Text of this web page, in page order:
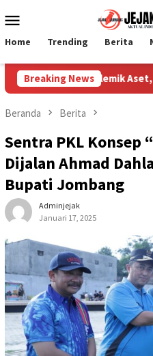
ke
Mobile
Home Trending Berita
Breaking News
Polemik Aset, Sebut
Beranda Berita
Sentra PKL Konsep
Dijalan Ahmad
Bupati Jombang
Adminjejak
Januari 17, 2025